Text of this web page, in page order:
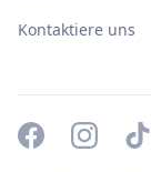
Kontaktiere uns